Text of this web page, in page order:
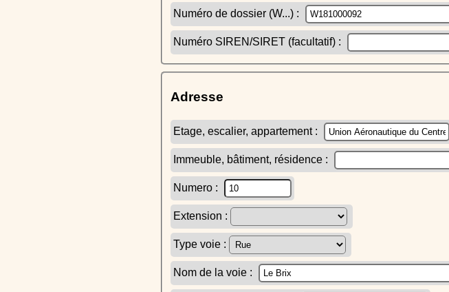
Numéro de dossier (W...) :
Numéro SIREN/SIRET (facultatif) :
Adresse
Etage, escalier, appartement :
Immeuble, bâtiment, résidence :
Numero :
Extension :
Type voie :
Nom de la voie :